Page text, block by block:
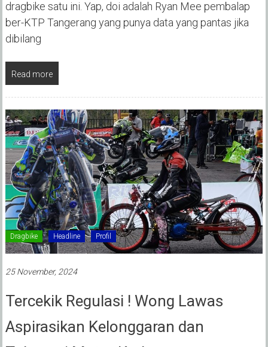
dragbike satu ini. Yap, doi adalah Ryan Mee pembalap
ber-KTP Tangerang yang punya data yang pantas jika
dibilang
Read more
Dragbike Headline Profil
25 November, 2024
Tercekik Regulasi ! Wong Lawas
Aspirasikan Kelonggaran dan